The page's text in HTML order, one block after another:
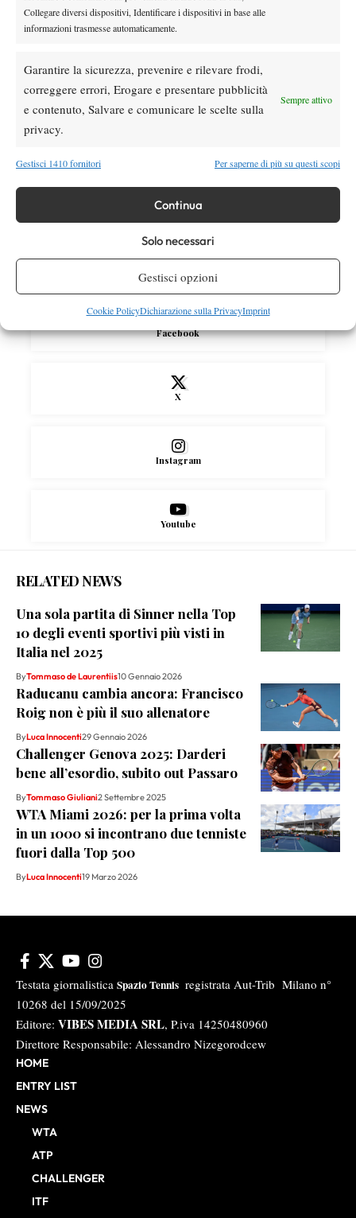
Collegare diversi dispositivi, Identificare i dispositivi in base alle
informazioni trasmesse automaticamente.
Garantire la sicurezza, prevenire e rilevare frodi,
correggere errori, Erogare e presentare pubblicità
e contenuto, Salvare e comunicare le scelte sulla
privacy.
Sempre attivo
Gestisci 1410 fornitori Per saperne di più su questi scopi
Continua
Solo necessari
Gestisci opzioni
Cookie PolicyDichiarazione sulla PrivacyImprint
News Wta
WTA 1000 Toronto 2026: pioggia pesante,
gioco sospeso
SOCIAL
Facebook
X
Instagram
Youtube
RELATED NEWS
Una sola partita di Sinner nella Top
10 degli eventi sportivi più visti in
Italia nel 2025
ByTommaso de Laurentiis10 Gennaio 2026
Raducanu cambia ancora: Francisco
Roig non è più il suo allenatore
ByLuca Innocenti29 Gennaio 2026
Challenger Genova 2025: Darderi
bene all’esordio, subito out Passaro
ByTommaso Giuliani2 Settembre 2025
WTA Miami 2026: per la prima volta
in un 1000 si incontrano due tenniste
fuori dalla Top 500
ByLuca Innocenti19 Marzo 2026
Testata giornalistica Spazio Tennis registrata Aut-Trib Milano n°
10268 del 15/09/2025
Editore: VIBES MEDIA SRL, P.iva 14250480960
Direttore Responsabile: Alessandro Nizegorodcew
HOME
ENTRY LIST
NEWS
WTA
ATP
CHALLENGER
ITF